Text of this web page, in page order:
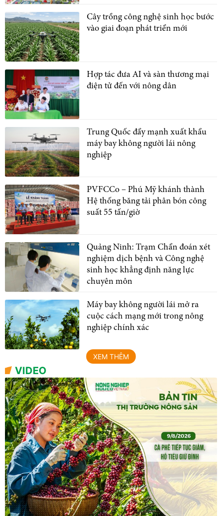
Cây trồng công nghệ sinh học bước
vào giai đoạn phát triển mới
Hợp tác đưa AI và sàn thương mại
điện tử đến với nông dân
Trung Quốc đẩy mạnh xuất khẩu
máy bay không người lái nông
nghiệp
PVFCCo – Phú Mỹ khánh thành
Hệ thống băng tải phân bón công
suất 55 tấn/giờ
Quảng Ninh: Trạm Chẩn đoán xét
nghiệm dịch bệnh và Công nghệ
sinh học khẳng định năng lực
chuyên môn
Máy bay không người lái mở ra
cuộc cách mạng mới trong nông
nghiệp chính xác
XEM THÊM
VIDEO